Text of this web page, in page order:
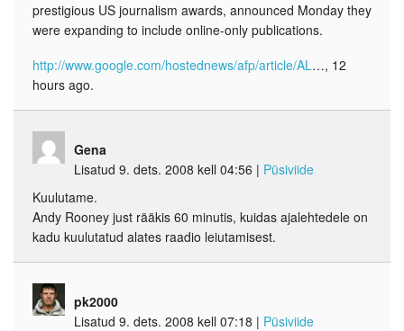
prestigious US journalism awards, announced Monday they
were expanding to include online-only publications.
http://www.google.com/hostednews/afp/article/AL…, 12
hours ago.
Gena
Lisatud 9. dets. 2008 kell 04:56 | Püsiviide
Kuulutame.
Andy Rooney just rääkis 60 minutis, kuidas ajalehtedele on
kadu kuulutatud alates raadio leiutamisest.
pk2000
Lisatud 9. dets. 2008 kell 07:18 | Püsiviide